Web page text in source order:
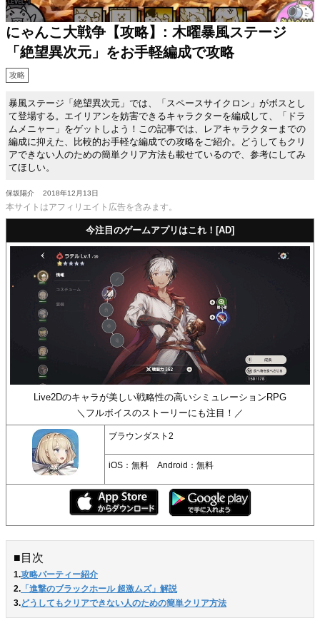
にゃんこ大戦争【攻略】: 木曜暴風ステージ
「絶望異次元」をお手軽編成で攻略
攻略
暴風ステージ「絶望異次元」では、「スペースサイクロン」がボスとし
て登場する。エイリアンを妨害できるキャラクターを編成して、「ドラ
ムメニャー」をゲットしよう！この記事では、レアキャラクターまでの
編成に抑えた、比較的お手軽な編成での攻略をご紹介。どうしてもクリ
アできない人のための簡単クリア方法も載せているので、参考にしてみ
てほしい。
保坂陽介 2018年12月13日
本サイトはアフィリエイト広告を含みます。
今注目のゲームアプリはこれ！[AD]
Live2Dのキャラが美しい戦略性の高いシミュレーションRPG
＼フルボイスのストーリーにも注目！／
ブラウンダスト2
iOS：無料 Android：無料
■目次
1.攻略パーティー紹介
2. 「進撃のブラックホール 超激ムズ」解説
3.どうしてもクリアできない人のための簡単クリア方法